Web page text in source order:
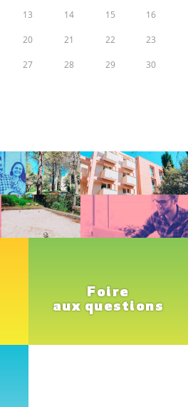
13 14 15 16
20 21 22 23
27 28 29 30
Foire
aux questions